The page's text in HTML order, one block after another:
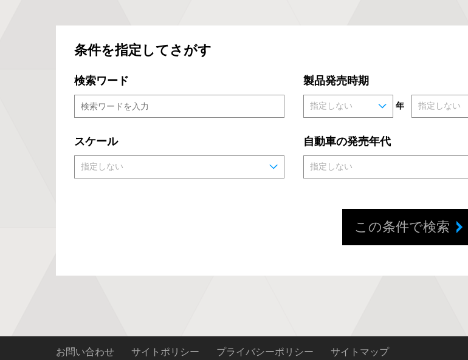
条件を指定してさがす
検索ワード 製品発売時期
年
スケール 自動車の発売年代
この条件で検索
お問い合わせ サイトポリシー プライバシーポリシー サイトマップ